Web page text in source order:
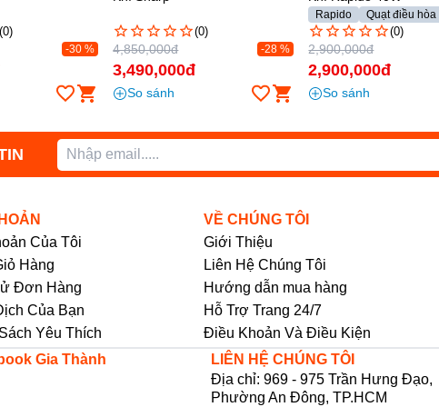
CADR PM2.5 lên đến 450m/giờ
Lọc sạch 98.75% các chất gây dị
ứng (Mạt bụi, phấn hoa, ...)
dệt kháng khuẩn, ngăn chặn sự
phát triển của vi khuẩn
Khả năng lọc hiệu quả cao, tỷ lệ
99.99%
ion âm trên mỗi cm3, MXAP-
với bước sóng 365nm, cho phép
mùi hôi trong không khí . Đồng thời,
trên các bộ lọc.
(0)
-30 %
(0)
4,850,000đ -28 %
3,490,000đ
So sánh
Rapido Quạt điều hòa
(0)
2,900,000đ
2,900,000đ
So sánh
Của Tôi
Hàng
Đơn Hàng
Của Bạn
Yêu Thích
VỀ CHÚNG TÔI
Giới Thiệu
Liên Hệ Chúng Tôi
Hướng dẫn mua hàng
Hỗ Trợ Trang 24/7
Điều Khoản Và Điều Kiện
Gia Thành
LIÊN HỆ CHÚNG TÔI
Địa chỉ: 969 - 975 Trần Hưng Đạo,
Phường An Đông, TP.HCM